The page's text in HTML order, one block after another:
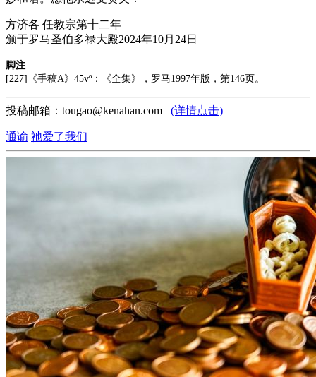
方济各 任教宗第十二年
颁于罗马圣伯多禄大殿2024年10月24日
脚注
[227]《手稿A》45vº：《全集》，罗马1997年版，第146页。
投稿邮箱：tougao@kenahan.com (详情点击)
通谕 祂爱了我们